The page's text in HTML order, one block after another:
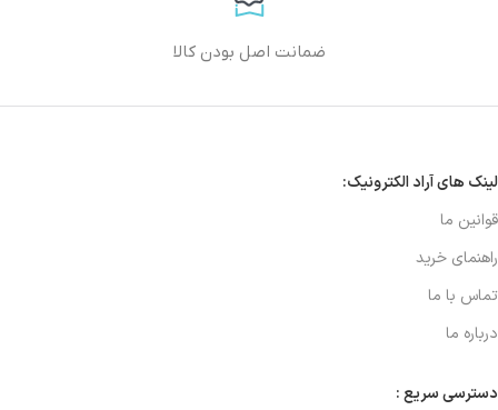
ضمانت اصل بودن کالا
لینک های آراد الکترونیک:
قوانین ما
راهنمای خرید
تماس با ما
درباره ما
دسترسی سریع :